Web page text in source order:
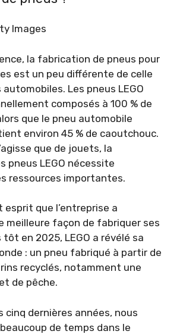
Images
la fabrication de pneus pour
est un peu différente de celle
Les pneus LEGO
composés à 100 % de
que le pneu automobile
environ 45 % de caoutchouc.
que de jouets, la
pneus LEGO nécessite
ressources importantes.
esprit que l’entreprise a
meilleure façon de fabriquer ses
tôt en 2025, LEGO a révélé sa
: un pneu fabriqué à partir de
recyclés, notamment une
de pêche.
cinq dernières années, nous
de temps dans le